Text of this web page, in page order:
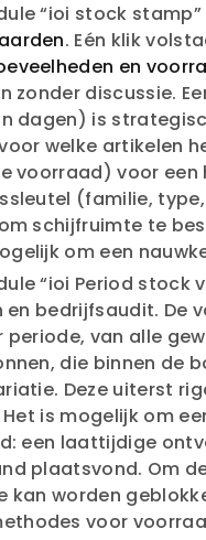
“ioi stock
. Eén klik
en
zonder discussie.
dagen) is
welke artikelen
voorraad) voor een
(familie,
schijfruimte te
om een
“ioi Period stock
en bedrijfsaudit. De
periode, van alle
die binnen de
Deze uiterst
Het is mogelijk om
een laattijdige
plaatsvond. Om
kan worden
voor